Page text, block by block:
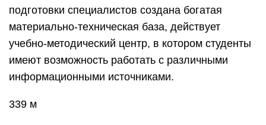
подготовки специалистов создана богатая
материально-техническая база, действует
учебно-методический центр, в котором студенты
имеют возможность работать с различными
информационными источниками.
339 м